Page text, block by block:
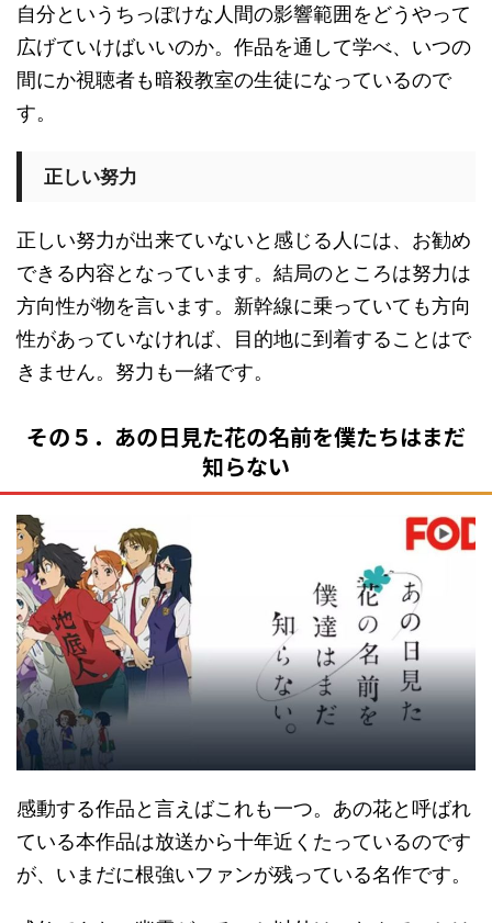
自分というちっぽけな人間の影響範囲をどうやって
広げていけばいいのか。作品を通して学べ、いつの
間にか視聴者も暗殺教室の生徒になっているので
す。
正しい努力
正しい努力が出来ていないと感じる人には、お勧め
できる内容となっています。結局のところは努力は
方向性が物を言います。新幹線に乗っていても方向
性があっていなければ、目的地に到着することはで
きません。努力も一緒です。
その５．あの日見た花の名前を僕たちはまだ
知らない
感動する作品と言えばこれも一つ。あの花と呼ばれ
ている本作品は放送から十年近くたっているのです
が、いまだに根強いファンが残っている名作です。